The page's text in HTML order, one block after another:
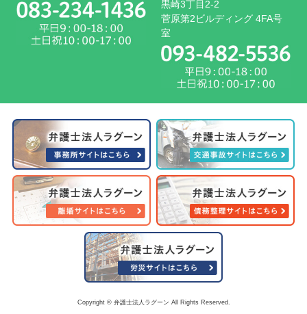
黒崎3丁目2-2
菅原第2ビルディング 4FA号
室
Copyright © 弁護士法人ラグーン All Rights Reserved.